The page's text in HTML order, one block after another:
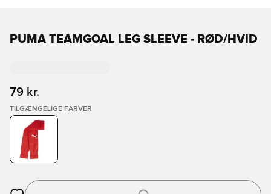
PUMA TEAMGOAL LEG SLEEVE - RØD/HVID
79 kr.
TILGÆNGELIGE FARVER